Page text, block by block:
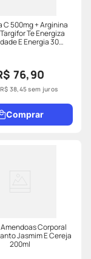
C 500mg + Arginina
Te Energiza
Energia 30
76,90
R$ 38,45sem juros
Comprar
Corporal
Jasmim E Cereja
200ml